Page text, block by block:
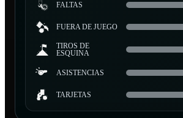
FALTAS
FUERA DE JUEGO
TIROS DE
ESQUINA
ASISTENCIAS
TARJETAS